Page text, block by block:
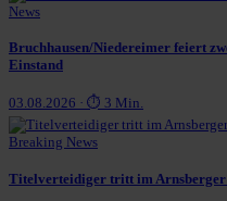
News
Bruchhausen/Niedereimer feiert
Einstand
03.08.2026 · ⏱ 3 Min.
Breaking News
Titelverteidiger tritt im